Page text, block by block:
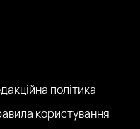
політика
користування